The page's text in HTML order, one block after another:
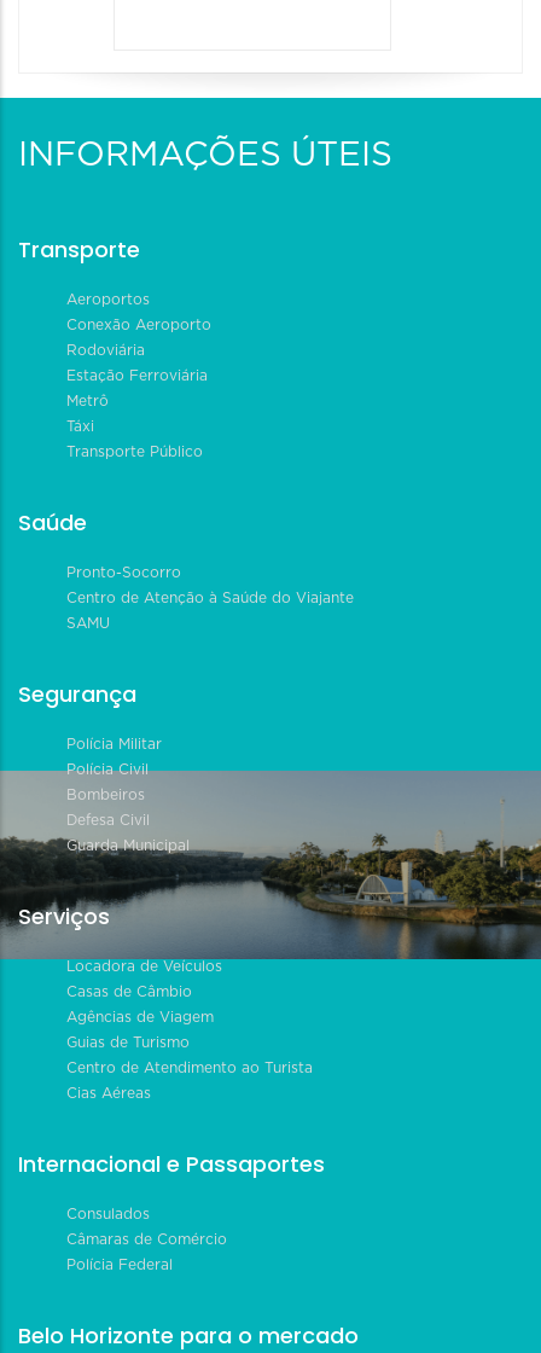
INFORMAÇÕES ÚTEIS
Transporte
Aeroportos
Conexão Aeroporto
Rodoviária
Estação Ferroviária
Metrô
Táxi
Transporte Público
Saúde
Pronto-Socorro
Centro de Atenção à Saúde do Viajante
SAMU
Segurança
Polícia Militar
Polícia Civil
Bombeiros
Defesa Civil
Guarda Municipal
Serviços
Locadora de Veículos
Casas de Câmbio
Agências de Viagem
Guias de Turismo
Centro de Atendimento ao Turista
Cias Aéreas
Internacional e Passaportes
Consulados
Câmaras de Comércio
Polícia Federal
Belo Horizonte para o mercado